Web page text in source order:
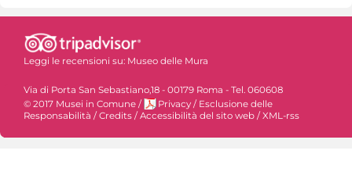
Leggi le recensioni su: Museo delle Mura
Via di Porta San Sebastiano,18 - 00179 Roma - Tel. 060608
© 2017 Musei in Comune / Privacy / Esclusione delle
Responsabilità /Credits /Accessibilità del sito web /XML-rss